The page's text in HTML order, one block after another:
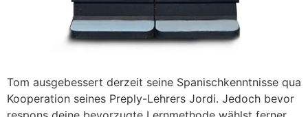
Tom ausgebessert derzeit seine Spanischkenntnisse qua
Kooperation seines Preply-Lehrers Jordi. Jedoch bevor